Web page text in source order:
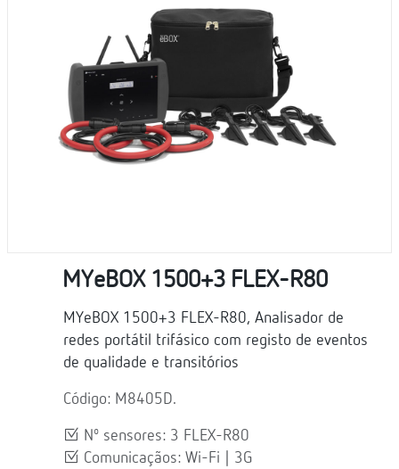
MYeBOX 1500+3 FLEX-R80
MYeBOX 1500+3 FLEX-R80, Analisador de
redes portátil trifásico com registo de eventos
de qualidade e transitórios
Código: M8405D.
Nº sensores: 3 FLEX-R80
Comunicaçãos: Wi-Fi | 3G